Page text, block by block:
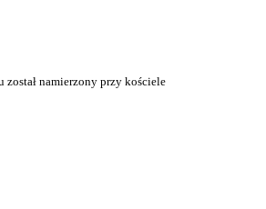
został namierzony przy kościele